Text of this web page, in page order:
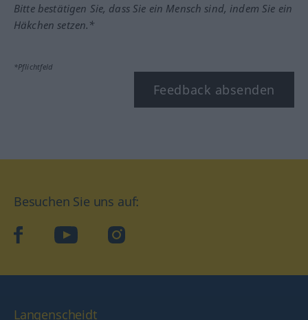
Bitte bestätigen Sie, dass Sie ein Mensch sind, indem Sie ein
Häkchen setzen.*
*Pflichtfeld
Feedback absenden
Besuchen Sie uns auf:
facebook YouTube Instagram
Langenscheidt